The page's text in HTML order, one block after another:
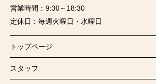
営業時間： 9:30～18:30
定休日： 毎週火曜日・水曜日
トップページ
スタッフ